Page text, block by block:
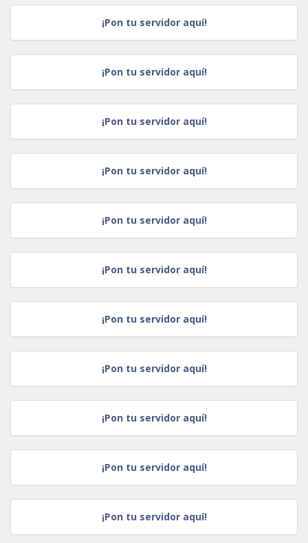
¡Pon tu servidor aquí!
¡Pon tu servidor aquí!
¡Pon tu servidor aquí!
¡Pon tu servidor aquí!
¡Pon tu servidor aquí!
¡Pon tu servidor aquí!
¡Pon tu servidor aquí!
¡Pon tu servidor aquí!
¡Pon tu servidor aquí!
¡Pon tu servidor aquí!
¡Pon tu servidor aquí!